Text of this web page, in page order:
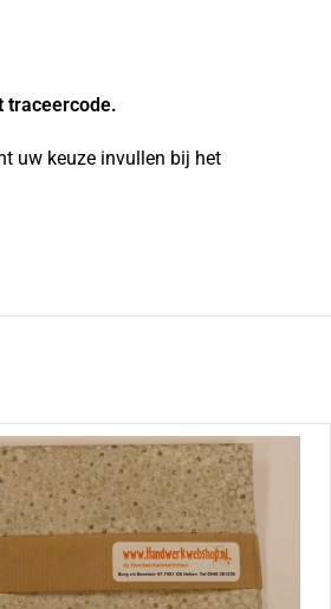
traceercode.
uw keuze invullen bij het